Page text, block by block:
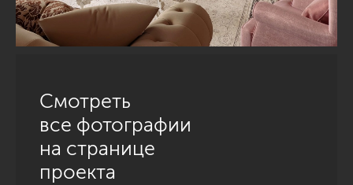
Смотреть
все фотографии
на странице
проекта